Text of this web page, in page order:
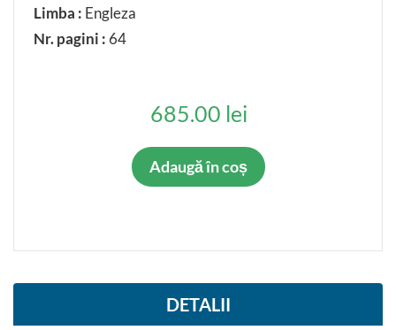
Limba : Engleza
Nr. pagini : 64
685.00 lei
Adaugă în coș
DETALII